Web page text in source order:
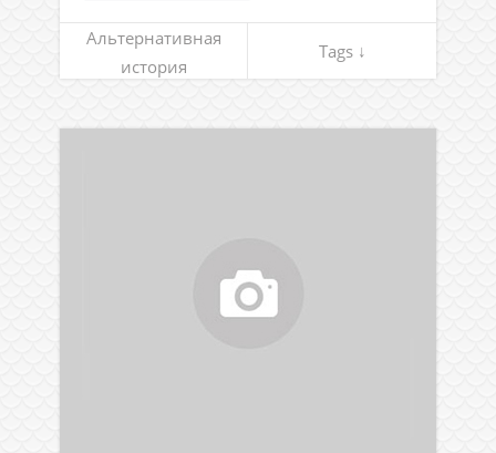
Альтернативная
история
Tags ↓